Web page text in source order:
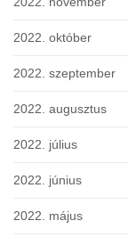
2022. október
2022. szeptember
2022. augusztus
2022. július
2022. június
2022. május